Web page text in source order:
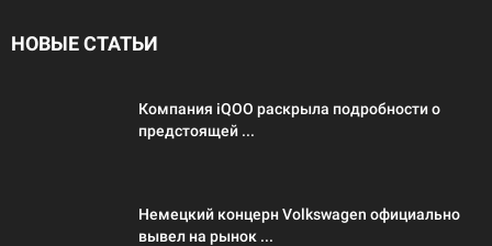
НОВЫЕ СТАТЬИ
Компания iQOO раскрыла подробности о
предстоящей ...
Немецкий концерн Volkswagen официально
вывел на рынок ...